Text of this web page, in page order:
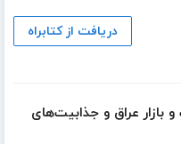
دریافت از کتابراه
عراق و جذابیت‌های